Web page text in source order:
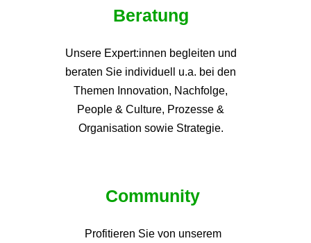
Beratung
Unsere Expert:innen begleiten und
beraten Sie individuell u.a. bei den
Themen Innovation, Nachfolge,
People & Culture, Prozesse &
Organisation sowie Strategie.
Community
Profitieren Sie von unserem